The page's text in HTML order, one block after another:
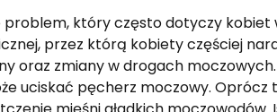
który często dotyczy kobiet
przez którą kobiety częściej
oraz zmiany w drogach moczowych.
uciskać pęcherz moczowy. Oprócz